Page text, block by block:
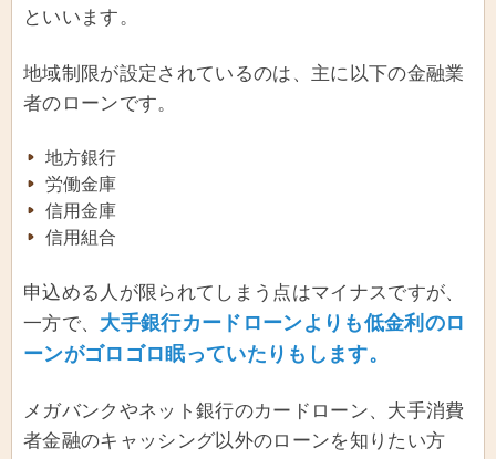
といいます。
地域制限が設定されているのは、主に以下の金融業
者のローンです。
地方銀行
労働金庫
信用金庫
信用組合
申込める人が限られてしまう点はマイナスですが、
一方で、 大手銀行カードローンよりも低金利のロ
ーンがゴロゴロ眠っていたりもします。
メガバンクやネット銀行のカードローン、大手消費
者金融のキャッシング以外のローンを知りたい方